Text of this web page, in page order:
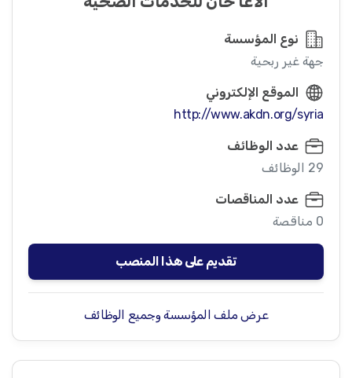
نوع المؤسسة
جهة غير ربحية
الموقع الإلكتروني
http://www.akdn.org/syria
عدد الوظائف
29 الوظائف
عدد المناقصات
0 مناقصة
تقديم على هذا المنصب
عرض ملف المؤسسة وجميع الوظائف